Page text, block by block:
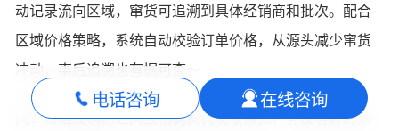
动记录流向区域，窜货可追溯到具体经销商和批次。配合
区域价格策略，系统自动校验订单价格，从源头减少窜货
冲动，事后追溯也有据可查～
问：白酒经销商之间互相调货代发很常见，有没有好的系
电话咨询 在线咨询